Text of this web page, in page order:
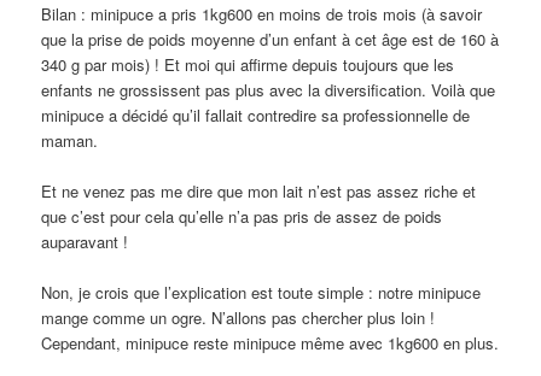
Bilan : minipuce a pris 1kg600 en moins de trois mois (à savoir
que la prise de poids moyenne d’un enfant à cet âge est de 160 à
340 g par mois) ! Et moi qui affirme depuis toujours que les
enfants ne grossissent pas plus avec la diversification. Voilà que
minipuce a décidé qu’il fallait contredire sa professionnelle de
maman.
Et ne venez pas me dire que mon lait n’est pas assez riche et
que c’est pour cela qu’elle n’a pas pris de assez de poids
auparavant !
Non, je crois que l’explication est toute simple : notre minipuce
mange comme un ogre. N’allons pas chercher plus loin !
Cependant, minipuce reste minipuce même avec 1kg600 en plus.